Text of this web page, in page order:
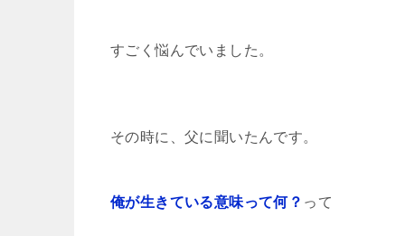
すごく悩んでいました。
その時に、父に聞いたんです。
俺が生きている意味って何？ って